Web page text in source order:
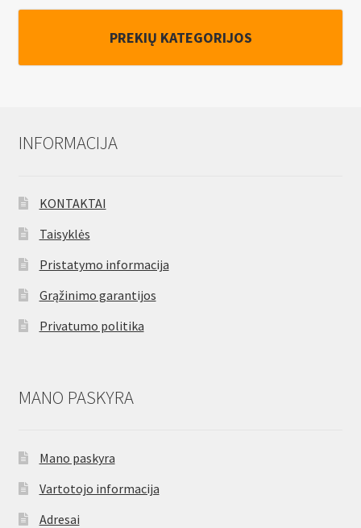
PREKIŲ KATEGORIJOS
INFORMACIJA
KONTAKTAI
Taisyklės
Pristatymo informacija
Grąžinimo garantijos
Privatumo politika
MANO PASKYRA
Mano paskyra
Vartotojo informacija
Adresai